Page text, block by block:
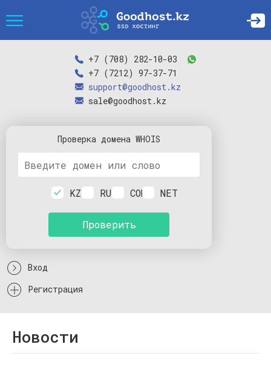
+7 (708) 282-10-03
+7 (7212) 97-37-71
support@goodhost.kz
sale@goodhost.kz
Проверка домена WHOIS
Проверить
KZ RU COM NET
Вход
Регистрация
Новости